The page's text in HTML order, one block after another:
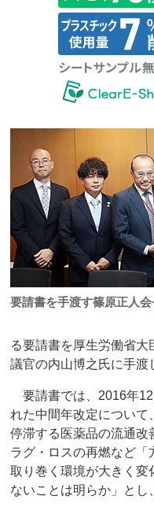
要請書を手渡す篠原正人会
る要請書を厚生労働省
議官の内山博之氏に手渡
要請書では、2016年12
れた中間年改定につい
停滞する医薬品の流通
ラグ・ロスの再燃など
取り巻く環境が大きく変
ないことは明らか」とし